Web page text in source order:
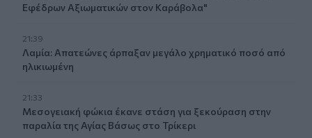
Εφέδρων Αξιωματικών στον Καράβολα"
21:39
Λαμία: Απατεώνες άρπαξαν μεγάλο χρηματικό ποσό από
ηλικιωμένη
21:33
Μεσογειακή φώκια έκανε στάση για ξεκούραση στην
παραλία της Αγίας Βάσως στο Τρίκερι